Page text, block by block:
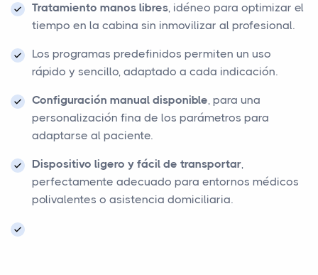
Tratamiento manos libres, idéneo para optimizar el
tiempo en la cabina sin inmovilizar al profesional.
Los programas predefinidos permiten un uso
rápido y sencillo, adaptado a cada indicación.
Configuración manual disponible, para una
personalización fina de los parámetros para
adaptarse al paciente.
Dispositivo ligero y fácil de transportar,
perfectamente adecuado para entornos médicos
polivalentes o asistencia domiciliaria.